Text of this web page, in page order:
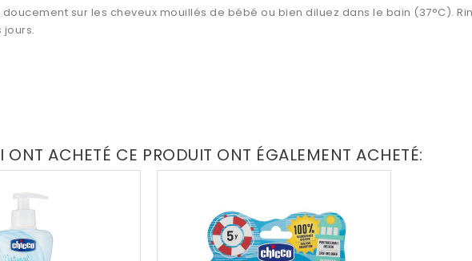
sur les cheveux mouillés de bébé ou bien diluez dans le bain (37°C).
ONT ACHETÉ CE PRODUIT ONT ÉGALEMENT ACHETÉ: